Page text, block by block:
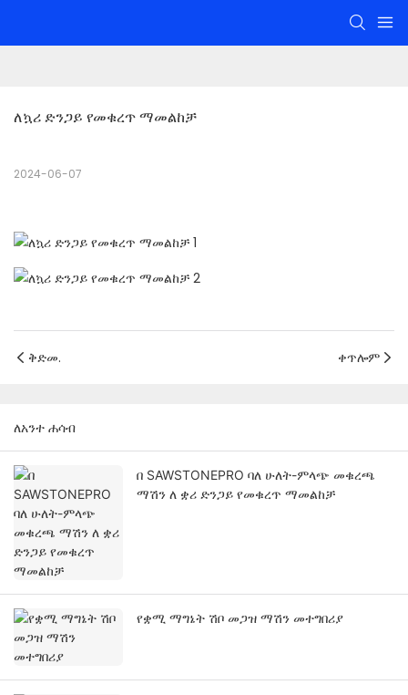
ለኳሪ ድንጋይ የመቁረጥ ማመልከቻ
2024-06-07
ቅድመ. ቀጥሎም
ለአንተ ሐሳብ
በ SAWSTONEPRO ባለ ሁለት-ምላጭ መቁረጫ
ማሽን ለ ቋሪ ድንጋይ የመቁረጥ ማመልከቻ
የቋሚ ማግኔት ሽቦ መጋዝ ማሽን መተግበሪያ